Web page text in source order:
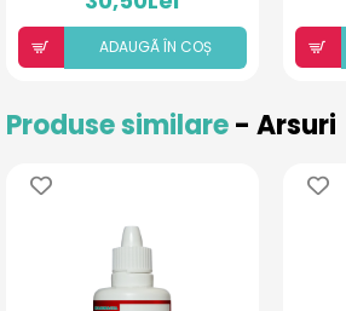
PROTEZE
ADAUGÃ ÎN COȘ
Produse similare- Arsuri